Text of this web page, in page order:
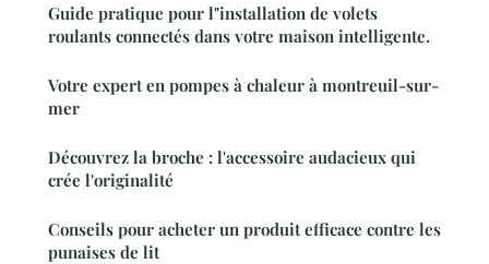
Guide pratique pour l"installation de volets
roulants connectés dans votre maison intelligente.
Votre expert en pompes à chaleur à montreuil-sur-
mer
Découvrez la broche : l'accessoire audacieux qui
crée l'originalité
Conseils pour acheter un produit efficace contre les
punaises de lit